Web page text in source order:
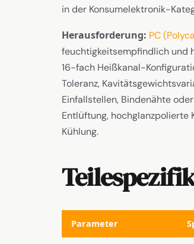
in der Konsumelektronik-
Herausforderung: PC
feuchtigkeitsempfindlich und
16-fach Heißkanal-
Toleranz,
Einfallstellen, Bindenähte
Entlüftung, hochglanzpolierte
Kühlung.
Parameter